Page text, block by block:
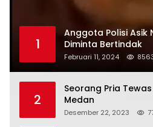
1
Anggota Polisi Asik
Diminta Bertindak
Februari 11, 2024
2
Seorang Pria
Medan
Desember 22, 2023